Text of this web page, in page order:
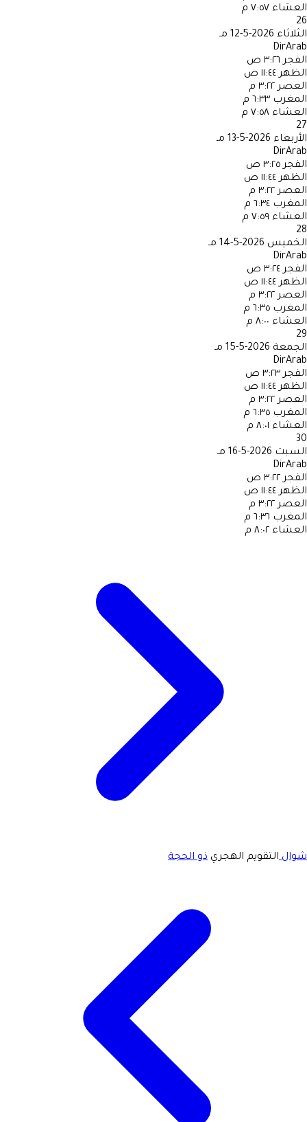
العشاء ٧:٥٧ م
26
الثلاثاء 2026-5-12 مـ
DirArab
الفجر ٣:٢٦ ص
الظهر ١١:٤٤ ص
العصر ٣:٢٢ م
المغرب ٦:٣٣ م
العشاء ٧:٥٨ م
27
الأربعاء 2026-5-13 مـ
DirArab
الفجر ٣:٢٥ ص
الظهر ١١:٤٤ ص
العصر ٣:٢٢ م
المغرب ٦:٣٤ م
العشاء ٧:٥٩ م
28
الخميس 2026-5-14 مـ
DirArab
الفجر ٣:٢٤ ص
الظهر ١١:٤٤ ص
العصر ٣:٢٢ م
المغرب ٦:٣٥ م
العشاء ٨:٠٠ م
29
الجمعة 2026-5-15 مـ
DirArab
الفجر ٣:٢٣ ص
الظهر ١١:٤٤ ص
العصر ٣:٢٢ م
المغرب ٦:٣٥ م
العشاء ٨:٠١ م
30
السبت 2026-5-16 مـ
DirArab
الفجر ٣:٢٢ ص
الظهر ١١:٤٤ ص
العصر ٣:٢٢ م
المغرب ٦:٣٦ م
العشاء ٨:٠٢ م
شوالالتقويم الهجري ذو الحجة